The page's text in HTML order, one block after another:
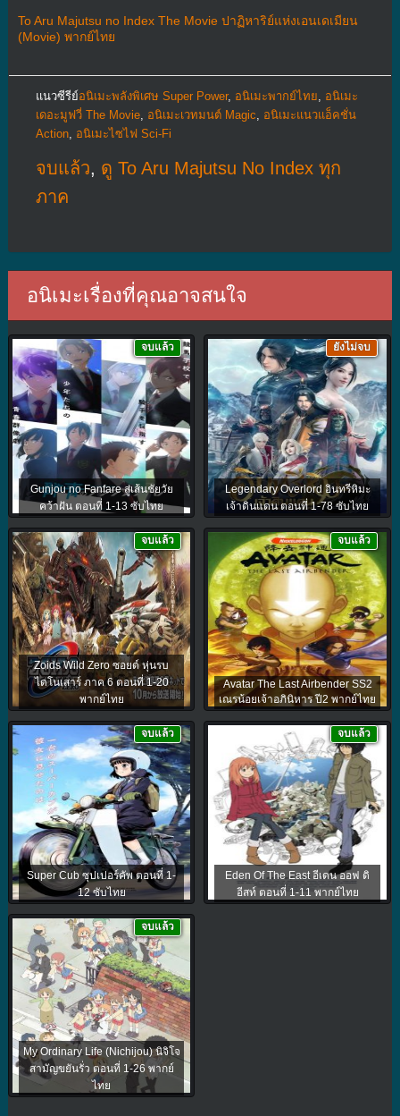
To Aru Majutsu no Index The Movie ปาฏิหาริย์แห่งเอนเดเมียน
(Movie) พากย์ไทย
แนวซีรีย์อนิเมะพลังพิเศษ Super Power, อนิเมะพากย์ไทย
อนิเมะ
เดอะมูฟวี่ The Movie, อนิเมะเวทมนต์ Magic
อนิเมะแนวแอ็คชั่น
Action, อนิเมะไซไฟ Sci-Fi
จบแล้ว, ดู To Aru Majutsu No Index ทุก
ภาค
อนิเมะเรื่องที่คุณอาจสนใจ
Gunjou no Fanfare สู่เส้นชัยวัย
คว้าฝัน ตอนที่ 1-13 ซับไทย
จบแล้ว
Legendary Overlord อินทรีหิมะ
เจ้าดินแดน ตอนที่ 1-78 ซับไทย
ยังไม่จบ
Zoids Wild Zero ซอยด์ หุ่นรบ
ไดโนเสาร์ ภาค 6 ตอนที่ 1-20
พากย์ไทย
จบแล้ว
Avatar The Last Airbender SS2
เณรน้อยเจ้าอภินิหาร ปี2 พากย์ไทย
จบแล้ว
Super Cub ซุปเปอร์คัพ ตอนที่ 1-
12 ซับไทย
จบแล้ว
Eden Of The East อีเดน ออฟ ดิ
อีสท์ ตอนที่ 1-11 พากย์ไทย
จบแล้ว
My Ordinary Life (Nichijou) นิจิโจ
สามัญขยันรั่ว ตอนที่ 1-26 พากย์
ไทย
จบแล้ว